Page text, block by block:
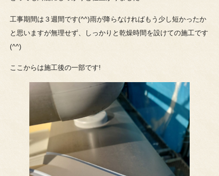
工事期間は３週間です(^^)雨が降らなければもう少し短かったか
と思いますが無理せず、しっかりと乾燥時間を設けての施工です
(^^)
ここからは施工後の一部です!